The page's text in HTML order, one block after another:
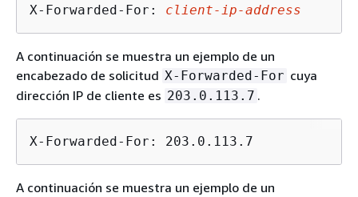
X-Forwarded-For: client-ip-address
A continuación se muestra un ejemplo de un
encabezado de solicitud X-Forwarded-For cuya
dirección IP de cliente es 203.0.113.7 .
X-Forwarded-For: 203.0.113.7
A continuación se muestra un ejemplo de un